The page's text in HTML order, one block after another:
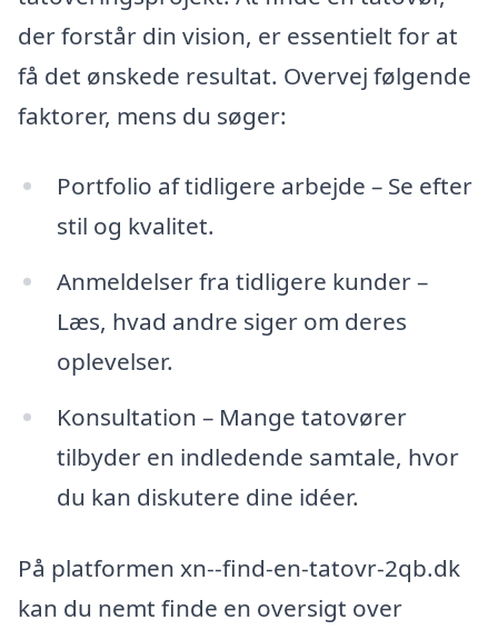
der forstår din vision, er essentielt for at
få det ønskede resultat. Overvej følgende
faktorer, mens du søger:
Portfolio af tidligere arbejde – Se efter
stil og kvalitet.
Anmeldelser fra tidligere kunder –
Læs, hvad andre siger om deres
oplevelser.
Konsultation – Mange tatovører
tilbyder en indledende samtale, hvor
du kan diskutere dine idéer.
På platformen xn--find-en-tatovr-2qb.dk
kan du nemt finde en oversigt over